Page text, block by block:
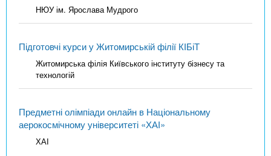
НЮУ ім. Ярослава Мудрого
Підготовчі курси у Житомирській філії КІБіТ
Житомирська філія Київського інституту бізнесу та
технологій
Предметні олімпіади онлайн в Національному
аерокосмічному університеті «ХАІ»
ХАІ